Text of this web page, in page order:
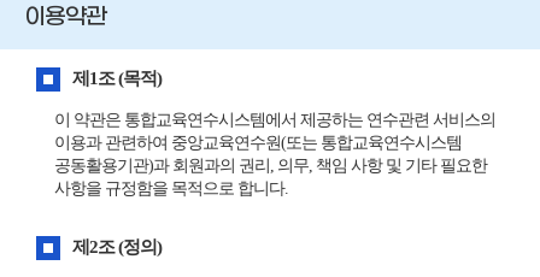
이용약관
제1조 (목적)
이 약관은 통합교육연수시스템에서 제공하는 연수관련 서비스의
이용과 관련하여 중앙교육연수원(또는 통합교육연수시스템
공동활용기관)과 회원과의 권리, 의무, 책임 사항 및 기타 필요한
사항을 규정함을 목적으로 합니다.
제2조 (정의)